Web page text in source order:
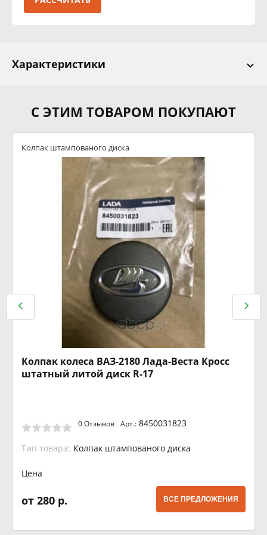
Характеристики
С ЭТИМ ТОВАРОМ ПОКУПАЮТ
Колпак штампованого диска
Колпак колеса ВАЗ-2180 Лада-Веста Кросс
штатный литой диск R-17
0 Отзывов Арт.: 8450031823
Тип товара: Колпак штампованого диска
Цена
от 280 р. ВСЕ ПРЕДЛОЖЕНИЯ